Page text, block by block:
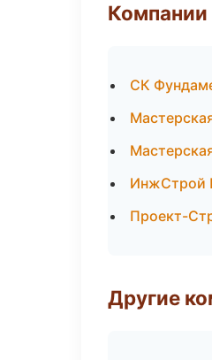
Компании
СК
ИнжСтрой
Проект-
Другие